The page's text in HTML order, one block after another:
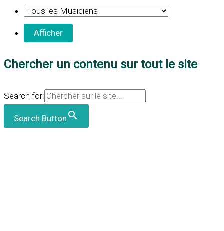
Chercher un contenu sur tout le site
Search for:
Search Button